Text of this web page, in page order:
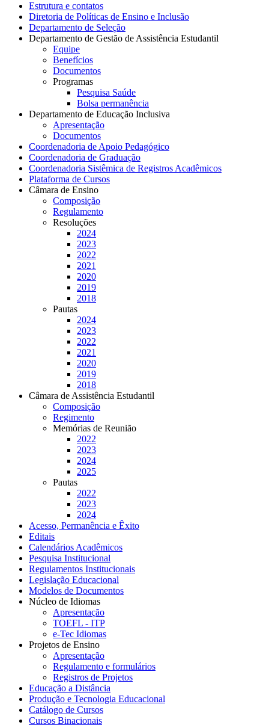
Estrutura e contatos
Diretoria de Políticas de Ensino e Inclusão
Departamento de Seleção
Departamento de Gestão de Assistência Estudantil
Equipe
Benefícios
Documentos
Programas
Pesquisa Saúde
Bolsa permanência
Departamento de Educação Inclusiva
Apresentação
Documentos
Coordenadoria de Apoio Pedagógico
Coordenadoria de Graduação
Coordenadoria Sistêmica de Registros Acadêmicos
Plataforma de Cursos
Câmara de Ensino
Composição
Regulamento
Resoluções
2024
2023
2022
2021
2020
2019
2018
Pautas
2024
2023
2022
2021
2020
2019
2018
Câmara de Assistência Estudantil
Composição
Regimento
Memórias de Reunião
2022
2023
2024
2025
Pautas
2022
2023
2024
Acesso, Permanência e Êxito
Editais
Calendários Acadêmicos
Pesquisa Institucional
Regulamentos Institucionais
Legislação Educacional
Modelos de Documentos
Núcleo de Idiomas
Apresentação
TOEFL - ITP
e-Tec Idiomas
Projetos de Ensino
Apresentação
Regulamento e formulários
Registros de Projetos
Educação a Distância
Produção e Tecnologia Educacional
Catálogo de Cursos
Cursos Binacionais